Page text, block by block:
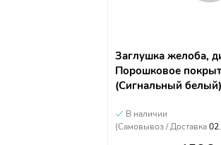
Заглушка желоба,
Порошковое
(Сигнальный белый)
В наличии
(Самовывоз / Доставка